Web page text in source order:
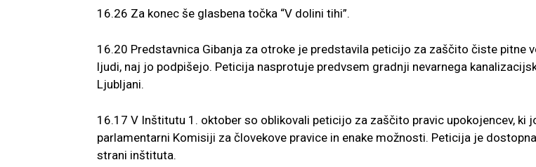
16.26 Za konec še glasbena točka “V dolini tihi”.
16.20 Predstavnica Gibanja za otroke je predstavila peticijo za zaščito čiste pitne
ljudi, naj jo podpišejo. Peticija nasprotuje predvsem gradnji nevarnega
Ljubljani.
16.17 V Inštitutu 1. oktober so oblikovali peticijo za zaščito pravic upokojencev, ki
parlamentarni Komisiji za človekove pravice in enake možnosti. Peticija je
strani inštituta.